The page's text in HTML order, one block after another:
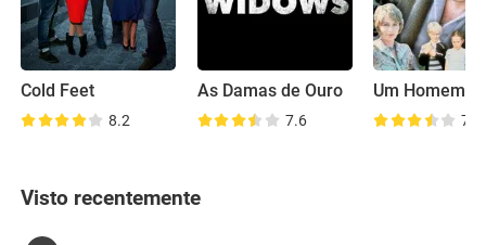
Cold Feet
8.2
As Damas de Ouro
7.6
Um Homem
7.5
Visto recentemente